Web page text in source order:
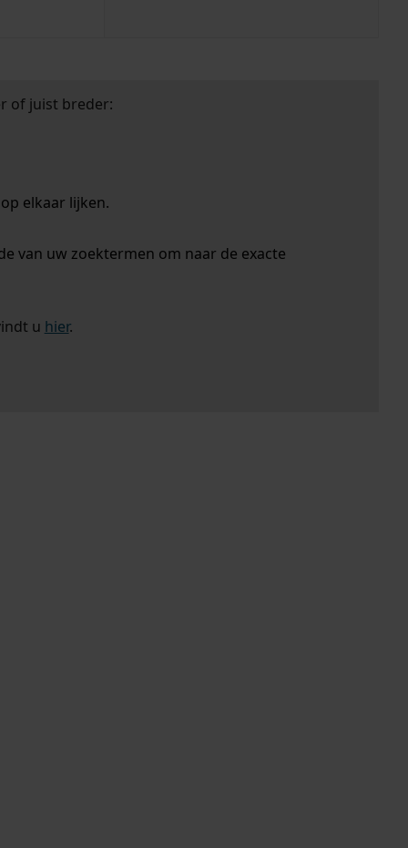
of juist breder:
elkaar lijken.
van uw zoektermen om naar de exacte
u hier.